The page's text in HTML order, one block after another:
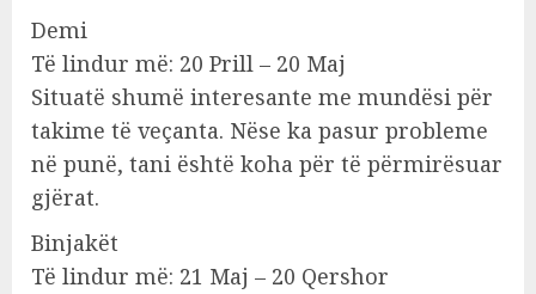
Demi
Të lindur më: 20 Prill – 20 Maj
Situatë shumë interesante me mundësi për
takime të veçanta. Nëse ka pasur probleme
në punë, tani është koha për të përmirësuar
gjërat.
Binjakët
Të lindur më: 21 Maj – 20 Qershor